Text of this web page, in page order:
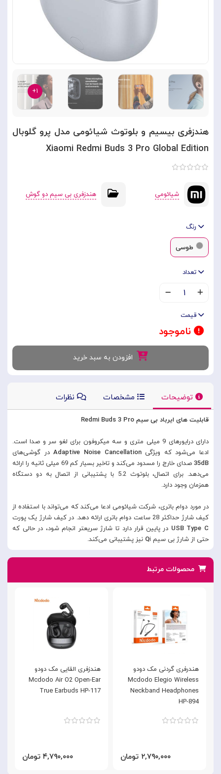
۱+
هندزفری بیسیم و بلوتوث شیائومی مدل پرو گلوبال
Xiaomi Redmi Buds 3 Pro Global Edition
شیائومی هندزفری بی سیم دو گوش
رنگ
طوسی
تعداد
۱
قیمت
ناموجود
افزودن به سبد خرید
توضیحات مشخصات نظرات
قابلیت های ایرباد بی سیم Redmi Buds 3 Pro
دارای درایور‌های 9 میلی متری و سه میکروفون برای لغو سر و صدا است.
ادعا می‌شود که ویژگیAdaptive Noise Cancellationدر گوشی‌های
35dB
صدای خارج را مسدود می‌کند و تاخیر بسیار کم 69 میلی ثانیه را ارائه
می‌دهد. برای اتصال، بلوتوث 5.2 با پشتیبانی از اتصال به دو دستگاه
همزمان وجود دارد.
در مورد دوام باتری، شرکت شیائومی ادعا می‌کند که می‌تواند با استفاده از
کیف شارژ حداکثر 28 ساعت دوام باتری ارائه دهد. در کیف شارژ یک پورت
USB Type C در پایین قرار دارد تا شارژ سریعتر انجام شود، در حالی که
حتی از شارژ بی سیم Qi نیز پشتیبانی می‌کند.
محصولات مرتبط
هندزفری القایی مک دودو
Mcdodo Air O2 Open-Ear
True Earbuds HP-117
۴,۷۹۰,۰۰۰ تومان
هندرفری گردنی مک دودو
Mcdodo Elegio Wireless
Neckband Headphones
HP-894
۲,۷۹۰,۰۰۰ تومان